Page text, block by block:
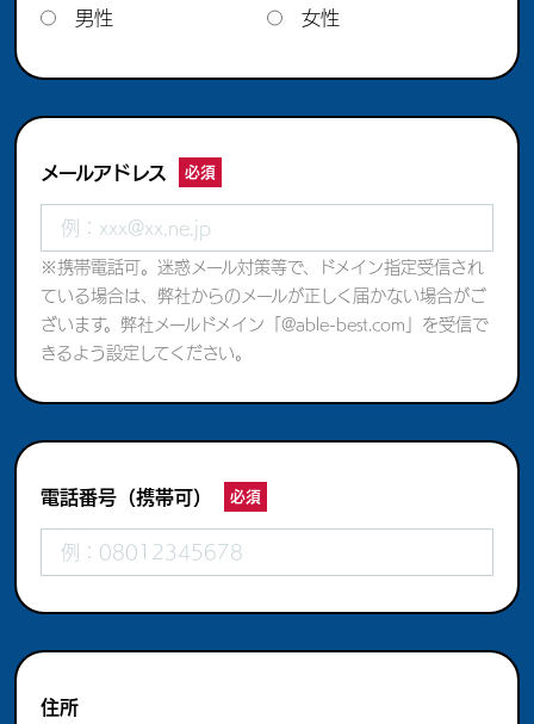
男性 女性
メールアドレス 必須
※携帯電話可。迷惑メール対策等で、ドメイン指定受信され
ている場合は、弊社からのメールが正しく届かない場合がご
ざいます。弊社メールドメイン「@able-best.com」を受信で
きるよう設定してください。
電話番号 （携帯可） 必須
住所